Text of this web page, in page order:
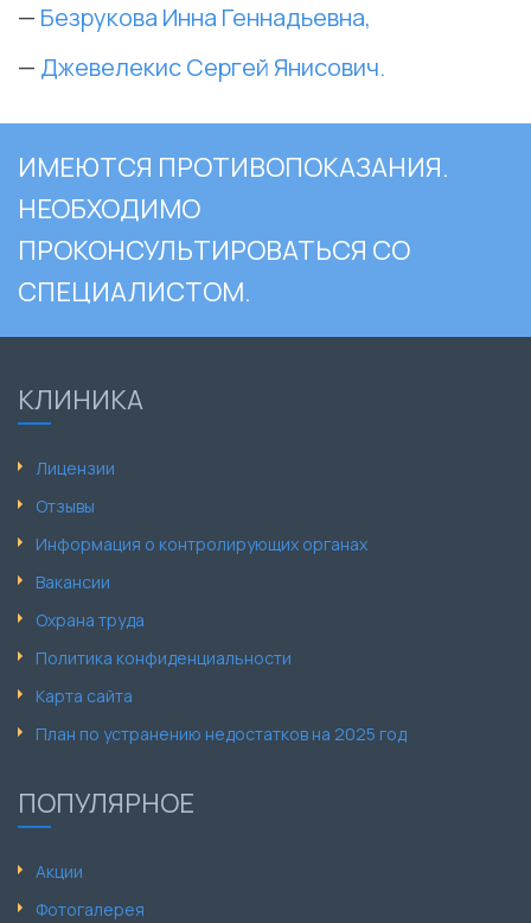
— Безрукова Инна Геннадьевна,
— Джевелекис Сергей Янисович.
ИМЕЮТСЯ ПРОТИВОПОКАЗАНИЯ.
НЕОБХОДИМО
ПРОКОНСУЛЬТИРОВАТЬСЯ СО
СПЕЦИАЛИСТОМ.
КЛИНИКА
Лицензии
Отзывы
Информация о контролирующих органах
Вакансии
Охрана труда
Политика конфиденциальности
Карта сайта
План по устранению недостатков на 2025 год
ПОПУЛЯРНОЕ
Акции
Фотогалерея